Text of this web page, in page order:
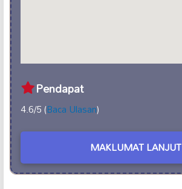
Pendapat
4.6/5 (Baca Ulasan)
MAKLUMAT LANJUT